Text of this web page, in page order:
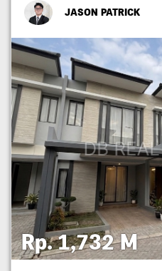
JASON PATRICK
Rp. 1,732 M